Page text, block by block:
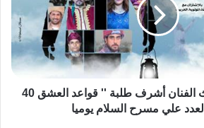
مدير المسرح الحديث الفنان أشرف طلبة '' قواعد العشق 40
علي مسرح السلام يوميا